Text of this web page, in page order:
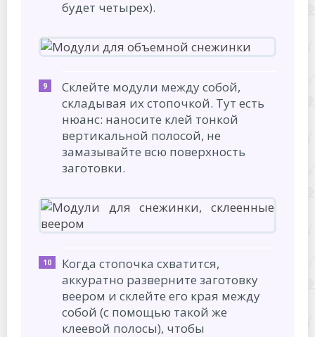
будет четырех).
Склейте модули между собой,
складывая их стопочкой. Тут есть
нюанс: наносите клей тонкой
вертикальной полосой, не
замазывайте всю поверхность
заготовки.
Когда стопочка схватится,
аккуратно разверните заготовку
веером и склейте его края между
собой (с помощью такой же
клеевой полосы), чтобы